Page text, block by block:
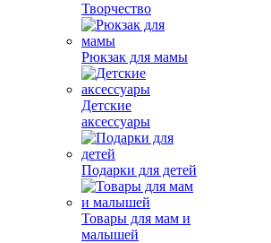
Творчество
Рюкзак для мамы
Детские
аксессуары
Подарки для детей
Товары для мам и
малышей